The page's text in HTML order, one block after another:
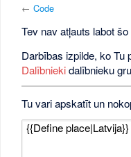
←Code
Tev nav atļauts labot
Darbības izpilde, ko Tu
Dalībniekidalībnieku
Tu vari apskatīt un